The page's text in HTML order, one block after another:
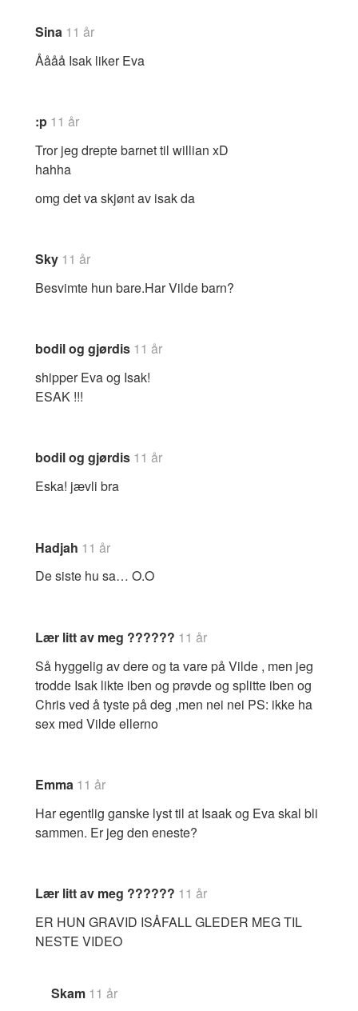
Sina 11 år
Åååå Isak liker Eva
:p 11 år
Tror jeg drepte barnet til willian xD
hahha
omg det va skjønt av isak da
Sky 11 år
Besvimte hun bare.Har Vilde barn?
bodil og gjørdis 11 år
shipper Eva og Isak!
ESAK !!!
bodil og gjørdis 11 år
Eska! jævli bra
Hadjah 11 år
De siste hu sa… O.O
Lær litt av meg ?????? 11 år
Så hyggelig av dere og ta vare på Vilde , men jeg
trodde Isak likte iben og prøvde og splitte iben og
Chris ved å tyste på deg ,men nei nei PS: ikke ha
sex med Vilde ellerno
Emma 11 år
Har egentlig ganske lyst til at Isaak og Eva skal bli
sammen. Er jeg den eneste?
Lær litt av meg ?????? 11 år
ER HUN GRAVID ISÅFALL GLEDER MEG TIL
NESTE VIDEO
Skam 11 år